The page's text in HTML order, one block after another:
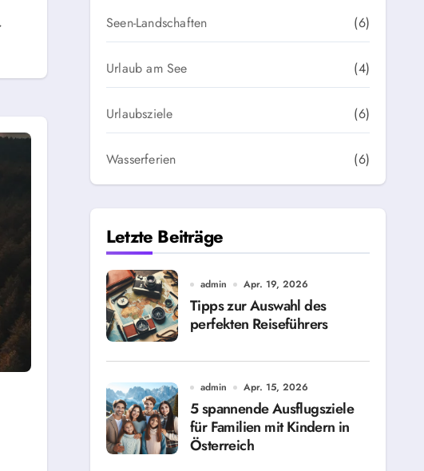
Seen-Landschaften (6)
Urlaub am See (4)
Urlaubsziele (6)
Wasserferien (6)
Letzte Beiträge
admin Apr. 19, 2026
Tipps zur Auswahl des
perfekten Reiseführers
admin Apr. 15, 2026
5 spannende Ausflugsziele
für Familien mit Kindern in
Österreich